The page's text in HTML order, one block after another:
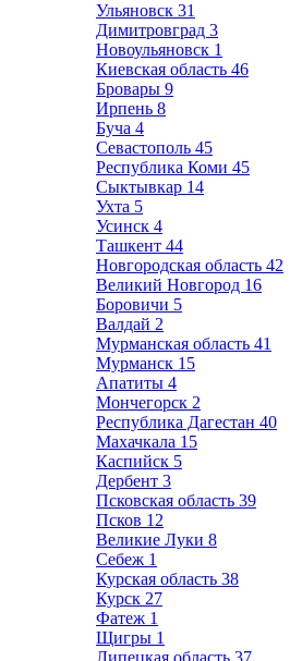
Ульяновск 31
Димитровград 3
Новоульяновск 1
Киевская область 46
Бровары 9
Ирпень 8
Буча 4
Севастополь 45
Республика Коми 45
Сыктывкар 14
Ухта 5
Усинск 4
Ташкент 44
Новгородская область 42
Великий Новгород 16
Боровичи 5
Валдай 2
Мурманская область 41
Мурманск 15
Апатиты 4
Мончегорск 2
Республика Дагестан 40
Махачкала 15
Каспийск 5
Дербент 3
Псковская область 39
Псков 12
Великие Луки 8
Себеж 1
Курская область 38
Курск 27
Фатеж 1
Щигры 1
Липецкая область 37